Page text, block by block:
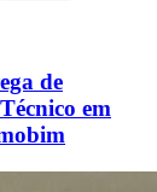
de
em